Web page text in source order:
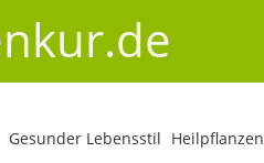
Gesunder Lebensstil Heilpflanzen